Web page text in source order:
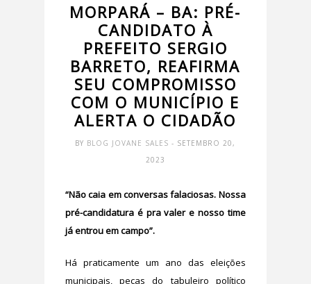
MORPARÁ – BA: PRÉ-
CANDIDATO À
PREFEITO SERGIO
BARRETO, REAFIRMA
SEU COMPROMISSO
COM O MUNICÍPIO E
ALERTA O CIDADÃO
BY BLOG JOVANE SALES- SETEMBRO 20,
2023
“Não caia em conversas falaciosas. Nossa
pré-candidatura é pra valer e nosso time
já entrou em campo”.
Há praticamente um ano das eleições
municipais, peças do tabuleiro político